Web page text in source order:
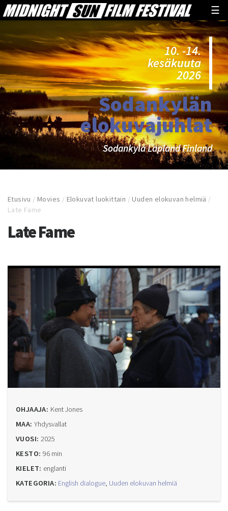
☰
10. -14.
kesäkuuta
2026
Sodankylän
elokuvajuhlat
Sodankylä Lapland Finland
Etusivu /Movies / Elokuvat luokittain /Uuden elokuvan helmiä /
Late Fame
Late Fame
OHJAAJA: Kent Jones
MAA: Yhdysvallat
VUOSI: 2025
KESTO: 96 min
KIELET: englanti
KATEGORIA: English dialogue, Uuden elokuvan helmiä